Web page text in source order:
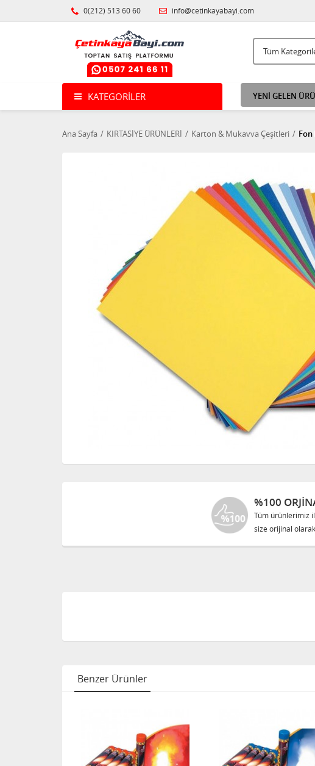
0(212) 513 60 60 info@cetinkayabayi.com
KATEGORILER YENİ GELEN
Ana Sayfa KIRTASİYE ÜRÜNLERİ Karton & Mukavva Çeşitleri Fon
%100
Tüm ürünlerimiz
size orijinal olarak
Benzer Ürünler